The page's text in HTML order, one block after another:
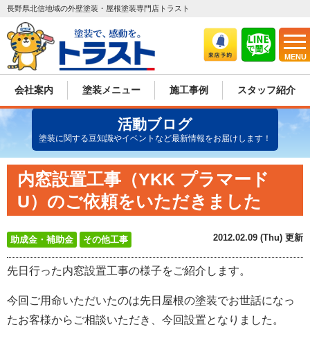
MENU
長野県北信地域の外壁塗装・屋根塗装専門店トラスト
会社案内 塗装メニュー 施工事例 スタッフ紹介
活動ブログ
塗装に関する豆知識やイベントなど最新情報をお届けします！
内窓設置工事（YKK プラマード
U）のご依頼をいただきました
助成金・補助金 その他工事 2012.02.09 (Thu) 更新
先日行った内窓設置工事の様子をご紹介します。
今回ご用命いただいたのは先日屋根の塗装でお世話になっ
たお客様からご相談いただき、今回設置となりました。